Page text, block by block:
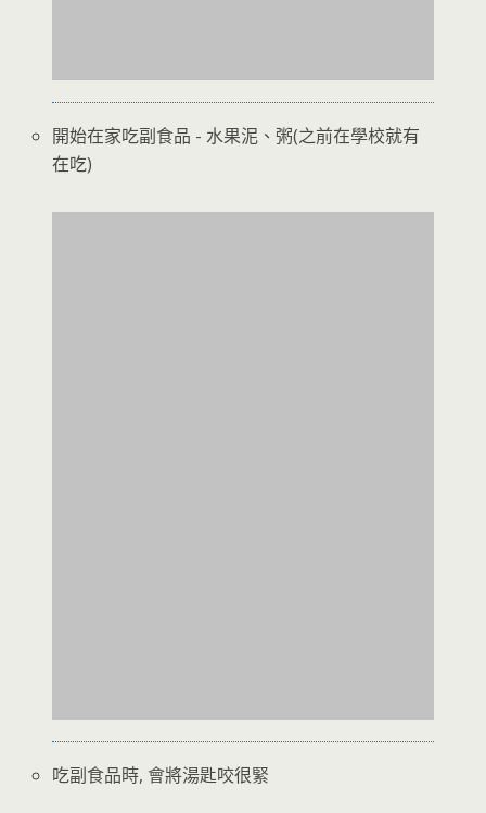
開始在家吃副食品 - 水果泥、粥(之前在學校就有
在吃)
吃副食品時, 會將湯匙咬很緊